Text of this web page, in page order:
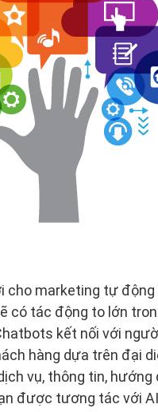
cho marketing tự động
có tác động to lớn
kết nối với
hàng dựa trên đại
vụ, thông tin, hướng
được tương tác với